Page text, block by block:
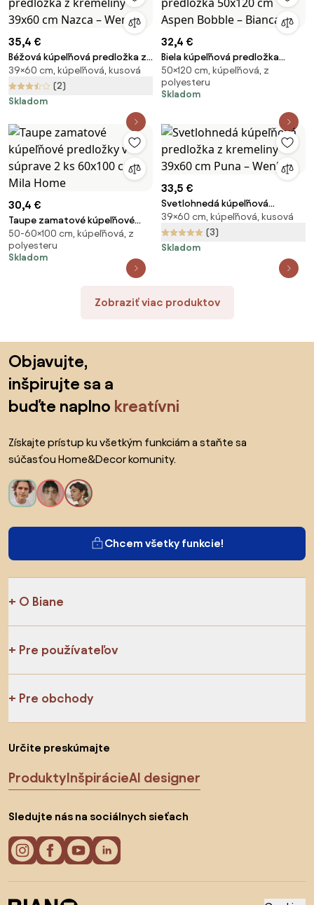
35,4 €
Béžová kúpeľňová predložka z
kremeliny 39x60 cm Nazca –
Wenko
39×60 cm, kúpeľňová, kusová
(2)
Skladom
32,4 €
Biela kúpeľňová predložka
50x120 cm Aspen Bobble –
Bianca
50×120 cm, kúpeľňová, z
polyesteru
Skladom
30,4 €
Taupe zamatové kúpeľňové
predložky v súprave 2 ks
60x100 cm – Mila Home
50-60×100 cm, kúpeľňová, z
polyesteru
Skladom
33,5 €
Svetlohnedá kúpeľňová
predložka z kremeliny 39x60
cm Puna – Wenko
39×60 cm, kúpeľňová, kusová
(3)
Skladom
Zobraziť viac produktov
Objavujte,
inšpirujte sa a
buďte naplno kreatívni
Získajte prístup ku všetkým funkciám a staňte sa
súčasťou Home&Decor komunity.
Chcem všetky funkcie!
O Biane
Pre používateľov
Pre obchody
Určite preskúmajte
ProduktyInšpirácieAI designer
Sledujte nás na sociálnych sieťach